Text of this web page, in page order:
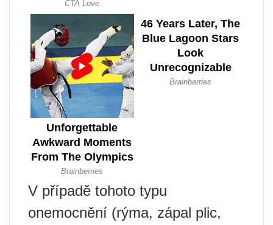
V případě tohoto typu
onemocnění (rýma, zápal plic,